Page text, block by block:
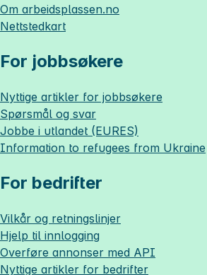
Om arbeidsplassen.no
Nettstedkart
For jobbsøkere
Nyttige artikler for jobbsøkere
Spørsmål og svar
Jobbe i utlandet (EURES)
Information to refugees from Ukraine
For bedrifter
Vilkår og retningslinjer
Hjelp til innlogging
Overføre annonser med API
Nyttige artikler for bedrifter